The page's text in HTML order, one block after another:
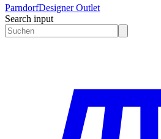
ParndorfDesigner Outlet
Search input